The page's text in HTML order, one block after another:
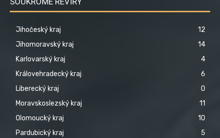
Jihočeský kraj
12
Jihomoravský kraj
14
Karlovarský kraj
4
Královehradecký kraj
6
Liberecký kraj
0
Moravskoslezský kraj
11
Olomoucký kraj
10
Pardubický kraj
5